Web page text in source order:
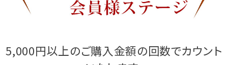
5,000円以上のご購入金額の回数でカウント